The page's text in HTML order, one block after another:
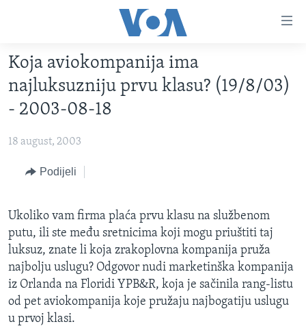
glavni
sadržaj
Pređi
glavnu
navigaciju
TV PROGRAM
VIDEO
VIJESTI
SJEDINJENE AMERIČKE DRŽAVE
SVIJET
NAUKA I TEHNOLOGIJA
KORUPCIJA
SLOBODA MEDIJA
ŽENSKA STRANA
IZBJEGLIČKA STRANA
MAGAZIN
Koja aviokompanija ima
najluksuzniju prvu klasu? (19/8/03)
- 2003-08-18
18 august, 2003
Podijeli
Ukoliko vam firma plaća prvu klasu na službenom
putu, ili ste među sretnicima koji mogu priuštiti taj
luksuz, znate li koja zrakoplovna kompanija pruža
najbolju uslugu? Odgovor nudi marketinška kompanija
iz Orlanda na Floridi YPB&R, koja je sačinila rang-listu
od pet aviokompanija koje pružaju najbogatiju uslugu
u prvoj klasi.